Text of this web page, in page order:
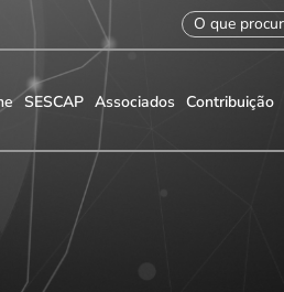
SESCAP Associados Contribuição